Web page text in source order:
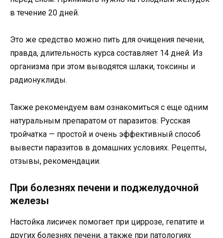
в течение 20 дней.
Это же средство можно пить для очищения печени,
правда, длительность курса составляет 14 дней. Из
организма при этом выводятся шлаки, токсины и
радионуклиды.
Также рекомендуем вам ознакомиться с еще одним
натуральным препаратом от паразитов: Русская
тройчатка — простой и очень эффективный способ
вывести паразитов в домашних условиях. Рецепты,
отзывы, рекомендации.
При болезнях печени и поджелудочной
железы
Настойка лисичек помогает при циррозе, гепатите и
других болезнях печени, а также при патологиях